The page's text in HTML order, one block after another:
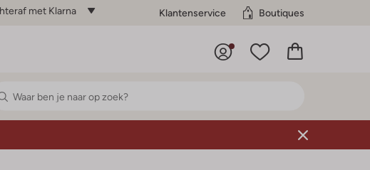
met Klarna Klantenservice Boutiques